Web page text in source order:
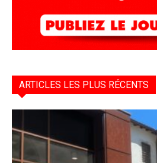
ARTICLES LES PLUS RÉCENTS